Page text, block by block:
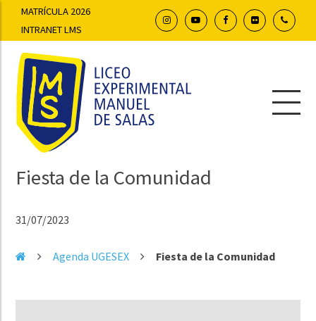
MATRÍCULA 2026
INTRANET LMS
Fiesta de la Comunidad
31/07/2023
Agenda UGESEX Fiesta de la Comunidad